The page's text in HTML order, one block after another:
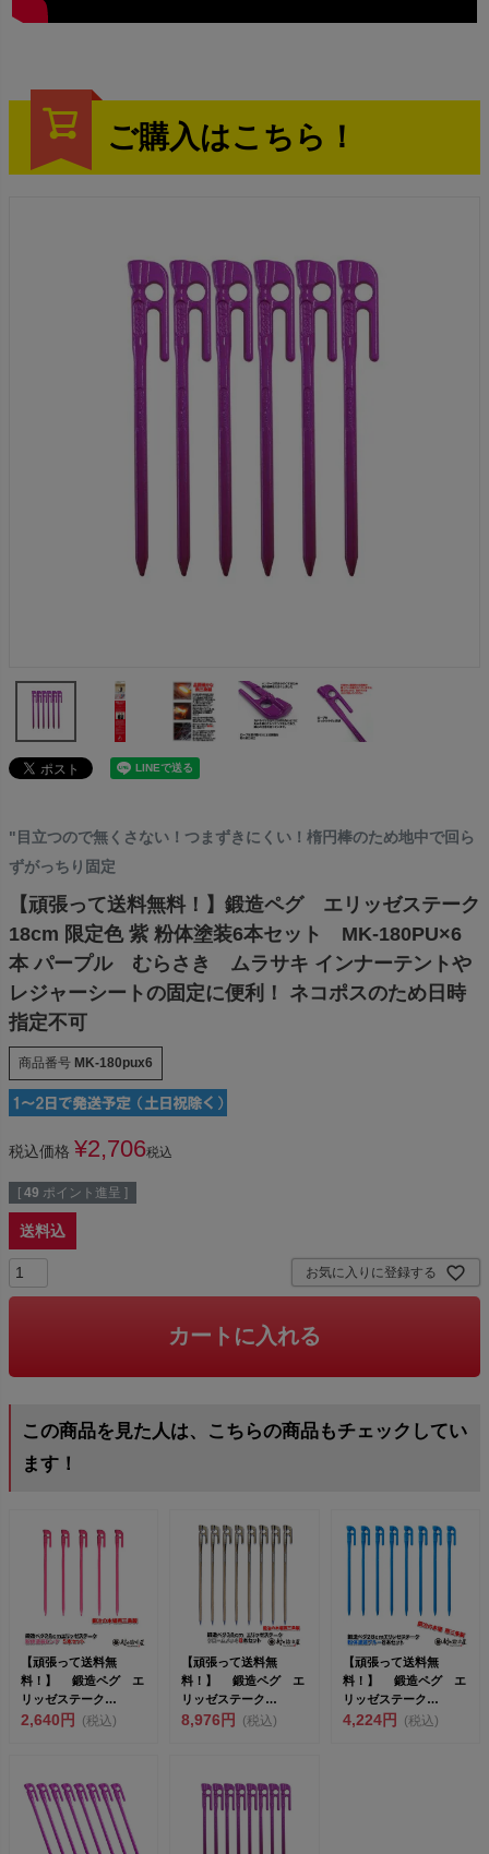
ご購入はこちら！
"目立つので無くさない！つまずきにくい！楕円棒のため地中で回ら
ずがっちり固定
【頑張って送料無料！】鍛造ペグ エリッゼステーク
18cm 限定色 紫 粉体塗装6本セット MK-180PU×6
本 パープル むらさき ムラサキ インナーテントや
レジャーシートの固定に便利！ ネコポスのため日時
指定不可
商品番号 MK-180pux6
税込価格 ¥2,706税込
[ 49 ポイント進呈 ]
送料込
お気に入りに登録する
カートに入れる
この商品を見た人は、こちらの商品もチェックしてい
ます！
【頑張って送料無
料！】 鍛造ペグ エ
リッゼステーク
28cm 5本セット
2,640円 (税込)
【頑張って送料無
料！】 鍛造ペグ エ
リッゼステーク
38cm 8本セット
8,976円 (税込)
【頑張って送料無
料！】 鍛造ペグ エ
リッゼステーク
28cm 8本セット
4,224円 (税込)